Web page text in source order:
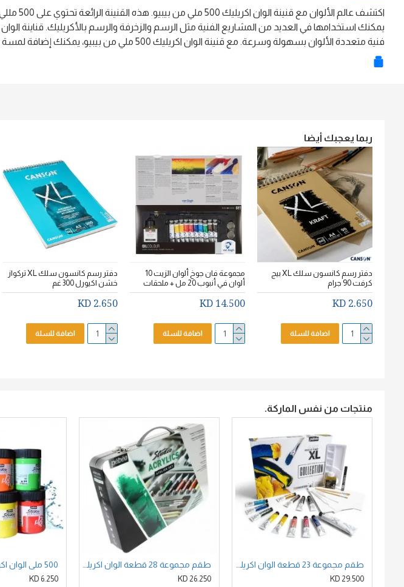
اكتشف
يمكنك استخدامها في العديد من المشاريع الفنية مثل الرسم والزخرفة والرسم بالأكريليك. قناينة الوان
فنية متعددة الألوان بسهولة وسرعة. مع قنينة الوان اكريليك 500 ملي من بيبيو، يمكنك إضافة لمسة فنية خاصة إلى أعمالك.
ربما يعجبك أيضا
دفتر رسم كانسون سلك XL بيج
كرفت 90 جرام
2.650 KD
اضافة للسلة
مجموعة فان جوخ ألوان الزيت 10
ألوان في أنبوب 20 مل + ملحقات
14.500 KD
اضافة للسلة
دفتر رسم كانسون سلك XL تركواز
خشن اكيورل 300 غم
2.650 KD
اضافة للسلة
منتجات من نفس الماركة.
29.500 KD
26.250 KD
6.250 KD